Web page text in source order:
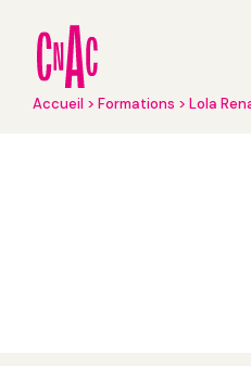
contenu
principal
Fil
Accueil Formations Lola